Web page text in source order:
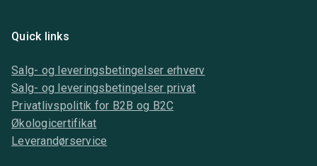
Quick links
Salg- og leveringsbetingelser erhverv
Salg- og leveringsbetingelser privat
Privatlivspolitik for B2B og B2C
Økologicertifikat
Leverandørservice